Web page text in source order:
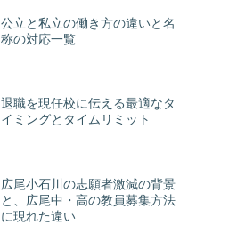
公立と私立の働き方の違いと名
称の対応一覧
退職を現任校に伝える最適なタ
イミングとタイムリミット
広尾小石川の志願者激減の背景
と、広尾中・高の教員募集方法
に現れた違い